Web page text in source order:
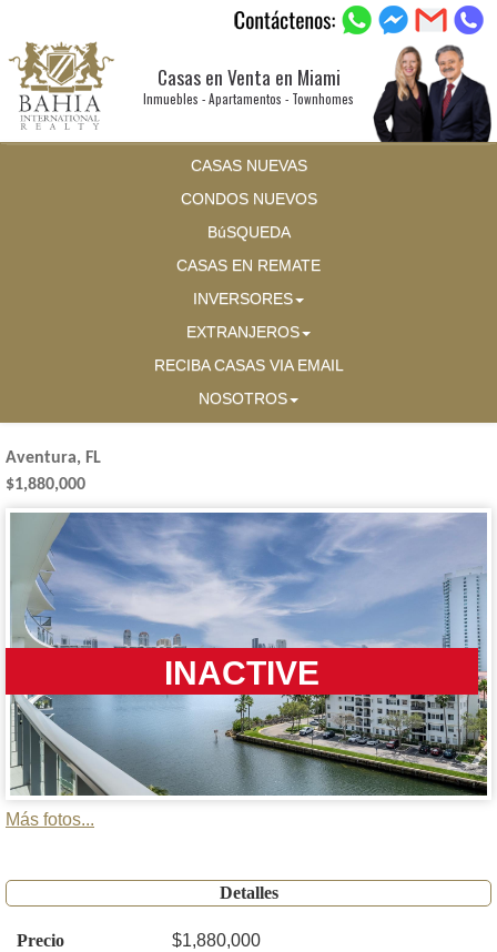
Casas en Venta en Miami
Inmuebles - Apartamentos - Townhomes
CASAS NUEVAS
CONDOS NUEVOS
BúSQUEDA
CASAS EN REMATE
INVERSORES
EXTRANJEROS
RECIBA CASAS VIA EMAIL
NOSOTROS
Aventura, FL
$1,880,000
INACTIVE
Más fotos...
Detalles
Precio $1,880,000